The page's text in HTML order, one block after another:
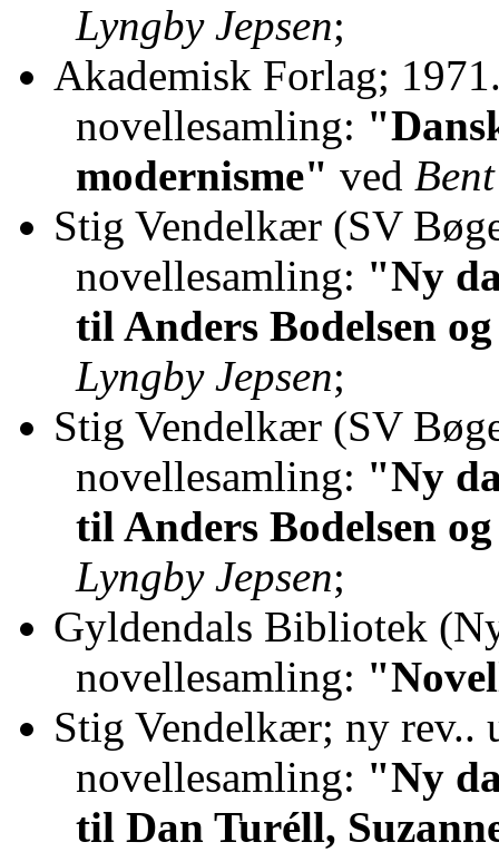
Lyngby Jepsen;
Akademisk Forlag;
novellesamling:
modernisme" ved
Stig Vendelkær (SV
novellesamling: "Ny
til Anders Bodelsen
Lyngby Jepsen;
Stig Vendelkær (SV
novellesamling: "Ny
til Anders Bodelsen
Lyngby Jepsen;
Gyldendals Bibliotek
novellesamling:
Stig Vendelkær; ny rev..
novellesamling: "Ny
til Dan Turéll,